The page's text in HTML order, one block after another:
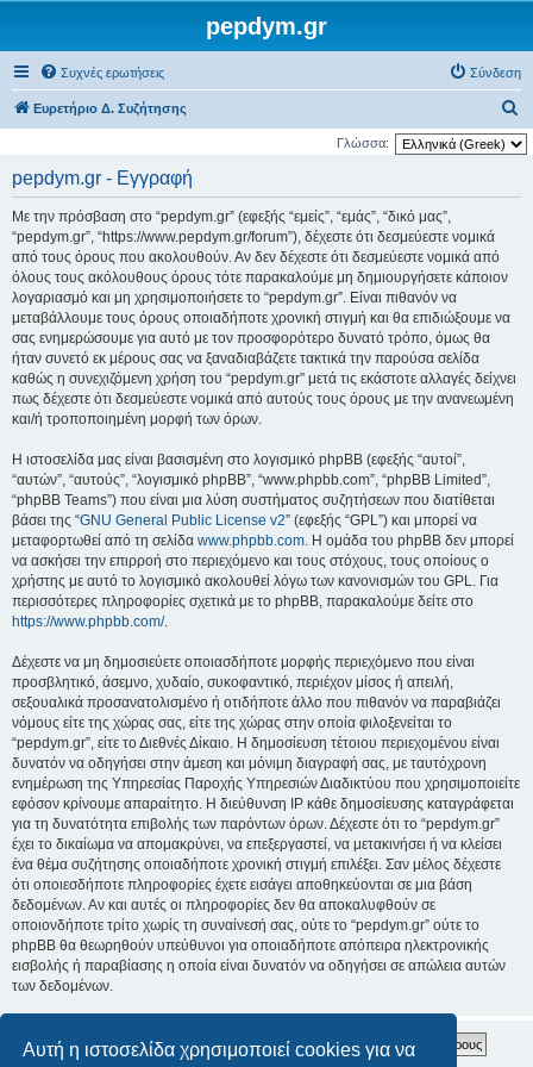
Αυτή η ιστοσελίδα χρησιμοποιεί cookies για να
pepdym.gr
Συχνές ερωτήσεις Σύνδεση
Ευρετήριο Δ. Συζήτησης
ν
Γλώσσα:
pepdym.gr - Εγγραφή
Με την πρόσβαση στο “pepdym.gr” (εφεξής “εμείς”, “εμάς”, “δικό μας”,
“pepdym.gr”, “https://www.pepdym.gr/forum”), δέχεστε ότι δεσμεύεστε νομικά
από τους όρους που ακολουθούν. Αν δεν δέχεστε ότι δεσμεύεστε νομικά από
όλους τους ακόλουθους όρους τότε παρακαλούμε μη δημιουργήσετε κάποιον
λογαριασμό και μη χρησιμοποιήσετε το “pepdym.gr”. Είναι πιθανόν να
μεταβάλλουμε τους όρους οποιαδήποτε χρονική στιγμή και θα επιδιώξουμε να
σας ενημερώσουμε για αυτό με τον προσφορότερο δυνατό τρόπο, όμως θα
ήταν συνετό εκ μέρους σας να ξαναδιαβάζετε τακτικά την παρούσα σελίδα
καθώς η συνεχιζόμενη χρήση του “pepdym.gr” μετά τις εκάστοτε αλλαγές δείχνει
πως δέχεστε ότι δεσμεύεστε νομικά από αυτούς τους όρους με την ανανεωμένη
και/ή τροποποιημένη μορφή των όρων.
Η ιστοσελίδα μας είναι βασισμένη στο λογισμικό phpBB (εφεξής “αυτοί”,
“αυτών”, “αυτούς”, “λογισμικό phpBB”, “www.phpbb.com”, “phpBB Limited”,
“phpBB Teams”) που είναι μια λύση συστήματος συζητήσεων που διατίθεται
βάσει της “GNU General Public License v2” (εφεξής “GPL”) και μπορεί να
μεταφορτωθεί από τη σελίδα www.phpbb.com. Η ομάδα του phpBB δεν μπορεί
να ασκήσει την επιρροή στο περιεχόμενο και τους στόχους, τους οποίους ο
χρήστης με αυτό το λογισμικό ακολουθεί λόγω των κανονισμών του GPL. Για
περισσότερες πληροφορίες σχετικά με το phpBB, παρακαλούμε δείτε στο
https://www.phpbb.com/.
Δέχεστε να μη δημοσιεύετε οποιασδήποτε μορφής περιεχόμενο που είναι
προσβλητικό, άσεμνο, χυδαίο, συκοφαντικό, περιέχον μίσος ή απειλή,
σεξουαλικά προσανατολισμένο ή οτιδήποτε άλλο που πιθανόν να παραβιάζει
νόμους είτε της χώρας σας, είτε της χώρας στην οποία φιλοξενείται το
“pepdym.gr”, είτε το Διεθνές Δίκαιο. Η δημοσίευση τέτοιου περιεχομένου είναι
δυνατόν να οδηγήσει στην άμεση και μόνιμη διαγραφή σας, με ταυτόχρονη
ενημέρωση της Υπηρεσίας Παροχής Υπηρεσιών Διαδικτύου που χρησιμοποιείτε
εφόσον κρίνουμε απαραίτητο. Η διεύθυνση IP κάθε δημοσίευσης καταγράφεται
για τη δυνατότητα επιβολής των παρόντων όρων. Δέχεστε ότι το “pepdym.gr”
έχει το δικαίωμα να απομακρύνει, να επεξεργαστεί, να μετακινήσει ή να κλείσει
ένα θέμα συζήτησης οποιαδήποτε χρονική στιγμή επιλέξει. Σαν μέλος δέχεστε
ότι οποιεσδήποτε πληροφορίες έχετε εισάγει αποθηκεύονται σε μια βάση
δεδομένων. Αν και αυτές οι πληροφορίες δεν θα αποκαλυφθούν σε
οποιονδήποτε τρίτο χωρίς τη συναίνεσή σας, ούτε το “pepdym.gr” ούτε το
phpBB θα θεωρηθούν υπεύθυνοι για οποιαδήποτε απόπειρα ηλεκτρονικής
εισβολής ή παραβίασης η οποία είναι δυνατόν να οδηγήσει σε απώλεια αυτών
των δεδομένων.